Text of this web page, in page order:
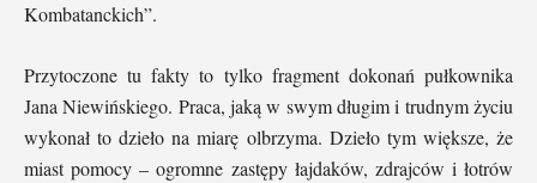
Kombatanckich”.
Przytoczone tu fakty to tylko fragment dokonań pułkownika
Jana Niewińskiego. Praca, jaką w swym długim i trudnym życiu
wykonał to dzieło na miarę olbrzyma. Dzieło tym większe, że
miast pomocy – ogromne zastępy łajdaków, zdrajców i łotrów